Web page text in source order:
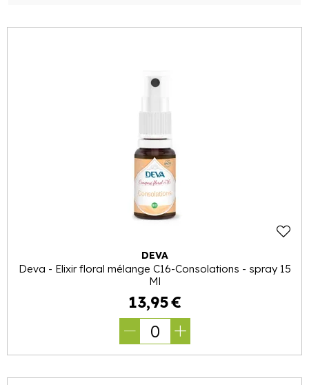
DEVA
Deva - Elixir floral mélange C16-Consolations - spray 15
Ml
13,95€
0